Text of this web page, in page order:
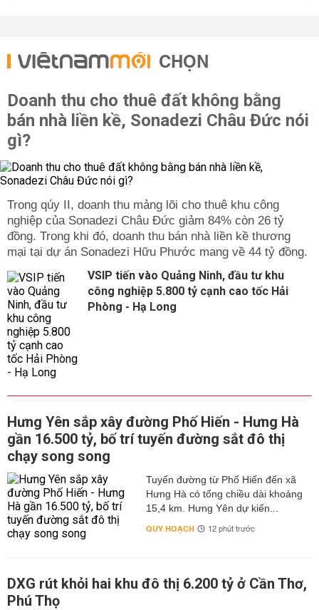
CHỌN
Doanh thu cho thuê đất không bằng
bán nhà liền kề, Sonadezi Châu Đức nói
gì?
Trong qúy II, doanh thu mảng lõi cho thuê khu công
nghiệp của Sonadezi Châu Đức giảm 84% còn 26 tỷ
đồng. Trong khi đó, doanh thu bán nhà liền kề thương
mại tại dự án Sonadezi Hữu Phước mang về 44 tỷ đồng.
VSIP tiến vào Quảng Ninh, đầu tư khu
công nghiệp 5.800 tỷ cạnh cao tốc Hải
Phòng - Hạ Long
Hưng Yên sắp xây đường Phố Hiến - Hưng Hà
gần 16.500 tỷ, bố trí tuyến đường sắt đô thị
chạy song song
Tuyến đường từ Phố Hiến đến xã
Hưng Hà có tổng chiều dài khoảng
15,4 km. Hưng Yên dự kiến...
QUY HOẠCH 12 phút trước
DXG rút khỏi hai khu đô thị 6.200 tỷ ở Cần Thơ,
Phú Thọ